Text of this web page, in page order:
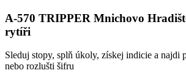
A-570 TRIPPER Mnichovo
rytíři
Sleduj stopy, splň úkoly, získej indicie a najdi
nebo rozlušti šifru